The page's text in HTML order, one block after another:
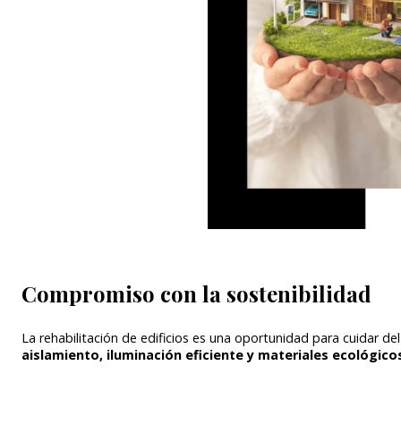
Compromiso con la sostenibilidad
La rehabilitación de edificios es una oportunidad para cuidar
aislamiento, iluminación eficiente y materiales